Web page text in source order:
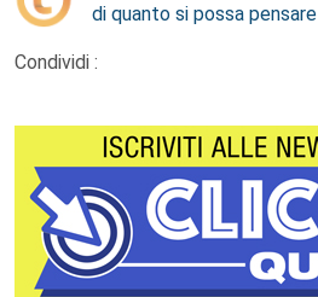
di quanto si possa pensare
Condividi :